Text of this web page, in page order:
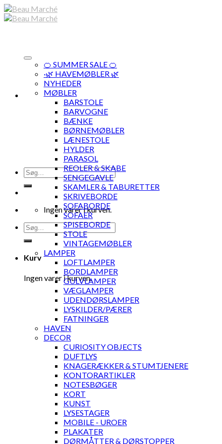
Skip
to
Søg
efter:
Ingen varer i kurven.
Søg
efter:
Kurv
Ingen varer i kurven.
🍊 SUMMER SALE 🍊
·🌿 HAVEMØBLER 🌿
NYHEDER
MØBLER
BARSTOLE
BARVOGNE
BÆNKE
BØRNEMØBLER
LÆNESTOLE
HYLDER
PARASOL
REOLER & SKABE
SENGEGAVLE
SKAMLER & TABURETTER
SKRIVEBORDE
SOFABORDE
SOFAER
SPISEBORDE
STOLE
VINTAGEMØBLER
LAMPER
LOFTLAMPER
BORDLAMPER
GULVLAMPER
VÆGLAMPER
UDENDØRSLAMPER
LYSKILDER/PÆRER
FATNINGER
HAVEN
DECOR
CURIOSITY OBJECTS
DUFTLYS
KNAGERÆKKER & STUMTJENERE
KONTORARTIKLER
NOTESBØGER
KORT
KUNST
LYSESTAGER
MOBILE - UROER
PLAKATER
DØRMÅTTER & DØRSTOPPER